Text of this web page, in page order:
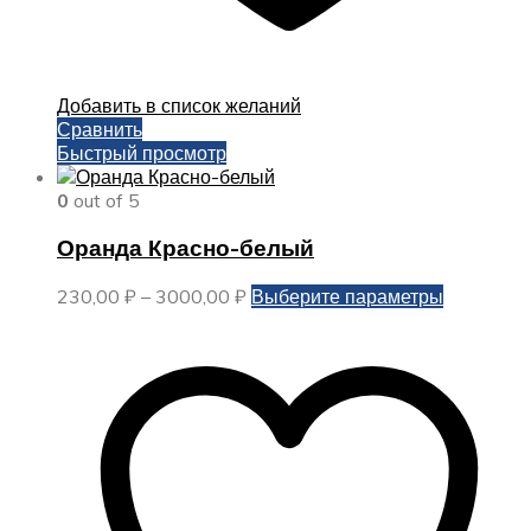
Добавить в список желаний
Сравнить
Быстрый просмотр
0 out of 5
Оранда Красно-белый
230,00 ₽ – 3000,00 ₽ Диапазон
3000,00 ₽
Выберите параметры
вариаций.
Опции
можно
выбрать
на
странице